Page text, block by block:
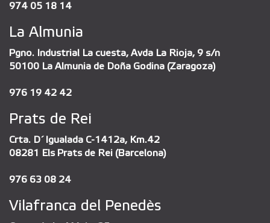
974 05 18 14
La Almunia
Pgno. Industrial La cuesta, Avda La Rioja, 9 s/n
50100 La Almunia de Doña Godina (Zaragoza)
976 19 42 42
Prats de Rei
Crta. D´Igualada C-1412a, Km.42
08281 Els Prats de Rei (Barcelona)
976 63 08 24
Vilafranca del Penedès